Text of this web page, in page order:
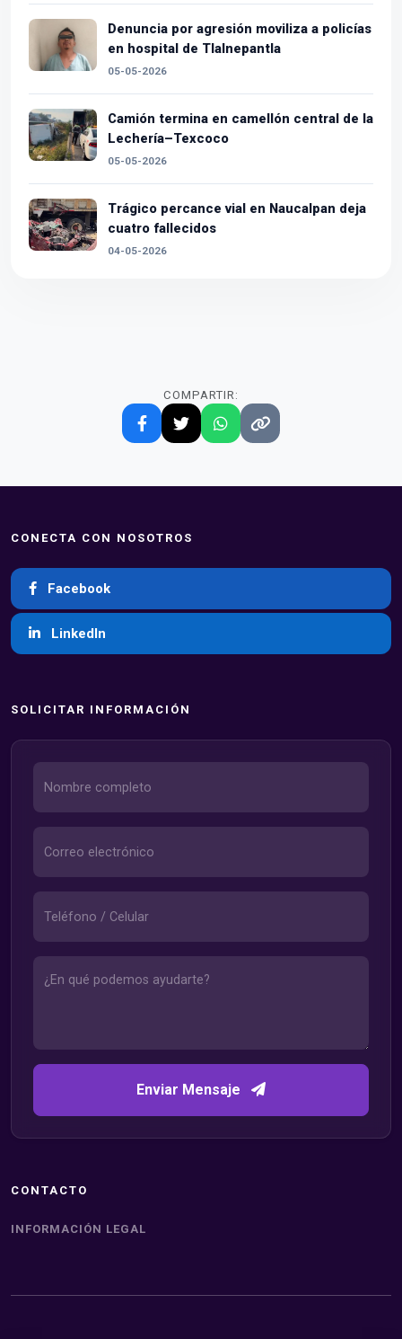
Denuncia por agresión moviliza a policías
en hospital de Tlalnepantla
05-05-2026
Camión termina en camellón central de la
Lechería–Texcoco
05-05-2026
Trágico percance vial en Naucalpan deja
cuatro fallecidos
04-05-2026
COMPARTIR:
CONECTA CON NOSOTROS
Facebook
LinkedIn
SOLICITAR INFORMACIÓN
Enviar Mensaje
CONTACTO
INFORMACIÓN LEGAL